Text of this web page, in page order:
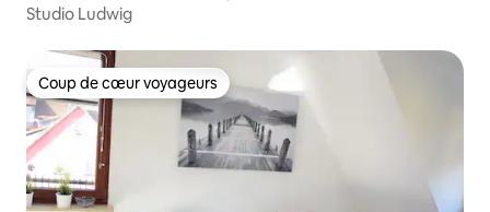
Studio Ludwig
Coup de cœur voyageurs
Coup de cœur voyageurs